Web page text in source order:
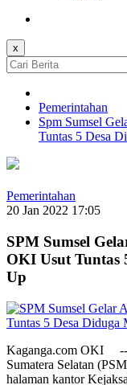
x
Pemerintahan
Spm Sumsel
Tuntas 5 Desa
Pemerintahan
20 Jan 2022 17:05
SPM Sumsel
OKI Usut Tuntas
Up
Kaganga.com OKI
Sumatera Selatan
halaman kantor